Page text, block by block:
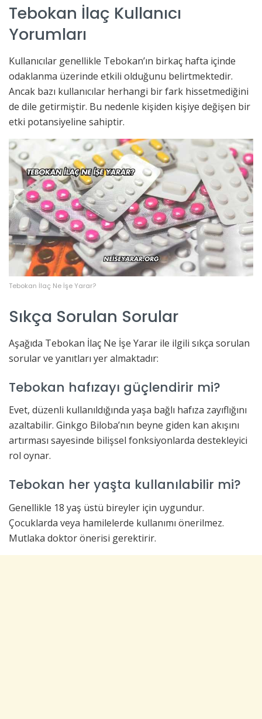
Tebokan İlaç Kullanıcı
Yorumları
Kullanıcılar genellikle Tebokan’ın birkaç hafta içinde
odaklanma üzerinde etkili olduğunu belirtmektedir.
Ancak bazı kullanıcılar herhangi bir fark hissetmediğini
de dile getirmiştir. Bu nedenle kişiden kişiye değişen bir
etki potansiyeline sahiptir.
Tebokan İlaç Ne İşe Yarar?
Sıkça Sorulan Sorular
Aşağıda Tebokan İlaç Ne İşe Yarar ile ilgili sıkça sorulan
sorular ve yanıtları yer almaktadır:
Tebokan hafızayı güçlendirir mi?
Evet, düzenli kullanıldığında yaşa bağlı hafıza zayıflığını
azaltabilir. Ginkgo Biloba’nın beyne giden kan akışını
artırması sayesinde bilişsel fonksiyonlarda destekleyici
rol oynar.
Tebokan her yaşta kullanılabilir mi?
Genellikle 18 yaş üstü bireyler için uygundur.
Çocuklarda veya hamilelerde kullanımı önerilmez.
Mutlaka doktor önerisi gerektirir.